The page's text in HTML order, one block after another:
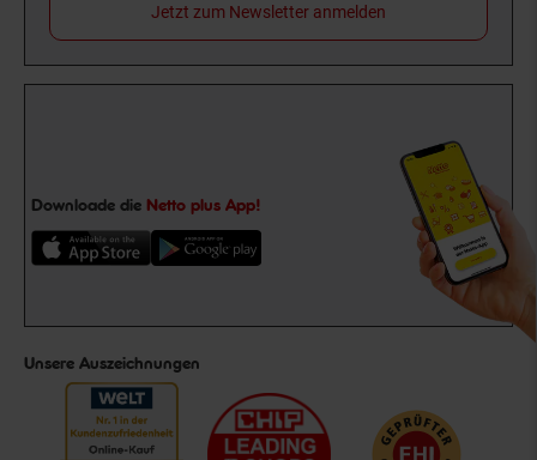
Jetzt zum Newsletter anmelden
Downloade die Netto plus App!
Unsere Auszeichnungen